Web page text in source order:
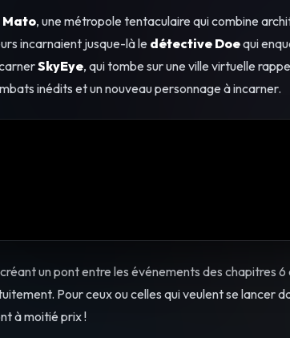
Mato, une métropole tentaculaire qui combine
incarnaient jusque-là le détective Doequi
SkyEye, qui tombe sur une ville virtuelle
inédits et un nouveau personnage à incarner.
un pont entre les événements des chapitres 6
Pour ceux ou celles qui veulent se lancer
à moitié prix !